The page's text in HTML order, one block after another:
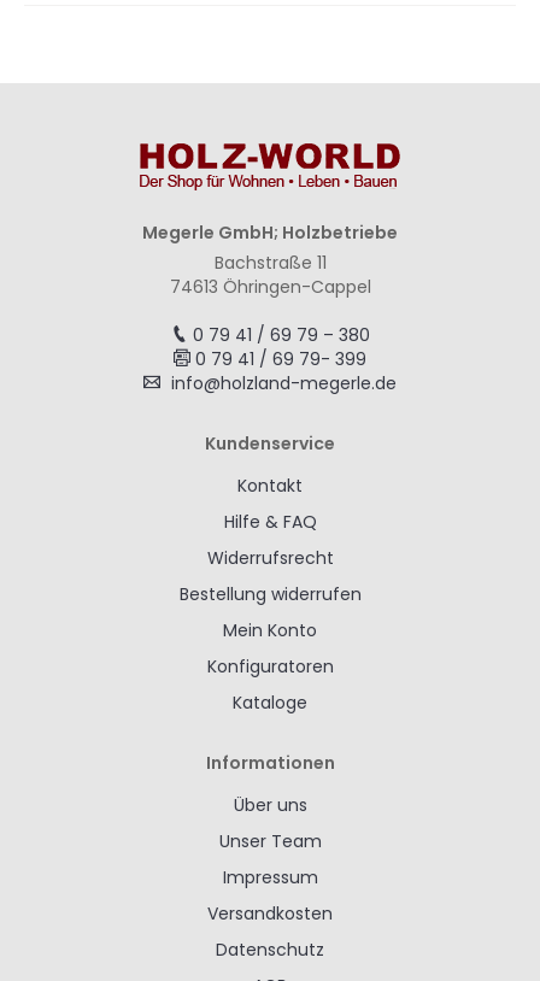
Megerle GmbH; Holzbetriebe
Bachstraße 11
74613 Öhringen-Cappel
0 79 41 / 69 79 – 380
0 79 41 / 69 79- 399
info@holzland-megerle.de
Kundenservice
Kontakt
Hilfe & FAQ
Widerrufsrecht
Bestellung widerrufen
Mein Konto
Konfiguratoren
Kataloge
Informationen
Über uns
Unser Team
Impressum
Versandkosten
Datenschutz